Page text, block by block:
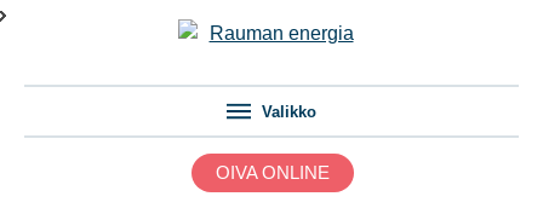
Valikko
OIVA ONLINE